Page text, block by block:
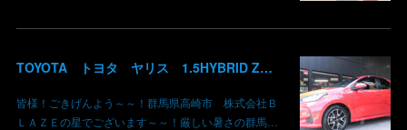
TOYOTA トヨタ ヤリス 1.5HYBRID Z 御納車 MXPH10 コーラルクリスタルシャイン 3U7 群馬県高崎市 株式会社BLAZE
皆様！ごきげんよう～～！群馬県高崎市 株式会社Ｂ
ＬＡＺＥの星でございます～～！厳しい暑さの群馬…